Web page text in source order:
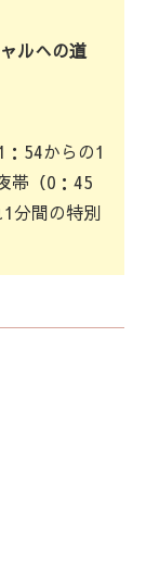
ルへの道
54からの1
帯（0：45
分間の特別